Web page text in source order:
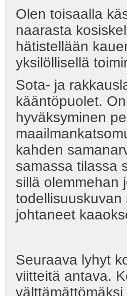
Olen toisaalla
naarasta
hätistellään
yksilöllisellä
Sota- ja
kääntöpuolet.
hyväksyminen
kahden
samassa tilassa
sillä olemmehan
todellisuuskuvan
johtaneet
Seuraava lyhyt
viitteitä antava.